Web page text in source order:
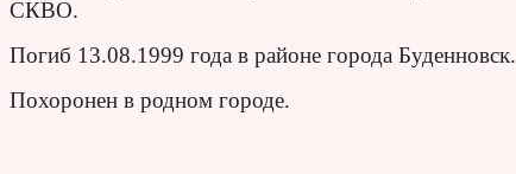
СКВО.
Погиб 13.08.1999 года в районе города Буденновск.
Похоронен в родном городе.